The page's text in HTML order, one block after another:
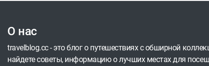
О нас
travelblog.cc - это блог о путешествиях с обширной
найдете советы, информацию о лучших местах для